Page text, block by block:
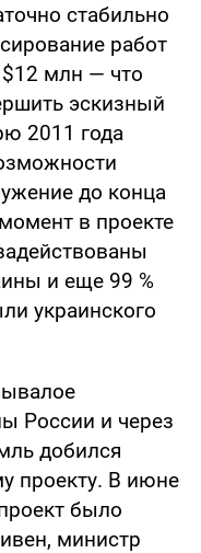
стабильно
работ
млн — что
эскизный
2011 года
до конца
в проекте
и еще 99 %
украинского
России и через
добился
проекту. В июне
было
министр